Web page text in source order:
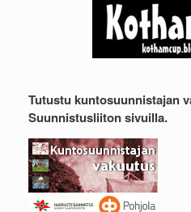
Tutustu kuntosuunnistajan
Suunnistusliiton sivuilla.